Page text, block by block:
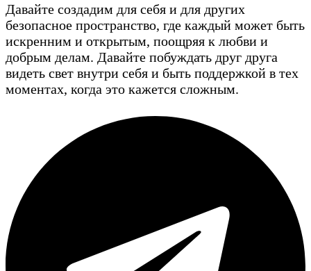
Давайте создадим для себя и для других
безопасное пространство, где каждый может быть
искренним и открытым, поощряя к любви и
добрым делам. Давайте побуждать друг друга
видеть свет внутри себя и быть поддержкой в тех
моментах, когда это кажется сложным.